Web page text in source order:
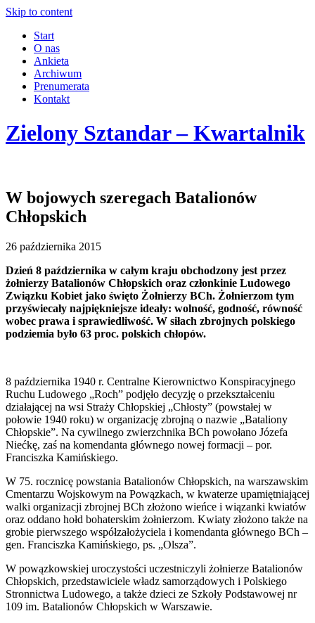
Skip to content
Start
O nas
Ankieta
Archiwum
Prenumerata
Kontakt
Zielony Sztandar – Kwartalnik
W bojowych szeregach Batalionów
Chłopskich
26 października 2015
Dzień 8 października w całym kraju obchodzony jest przez
żołnierzy Batalionów Chłopskich oraz członkinie Ludowego
Związku Kobiet jako święto Żołnierzy BCh. Żołnierzom tym
przyświecały najpiękniejsze ideały: wolność, godność, równość
wobec prawa i sprawiedliwość. W siłach zbrojnych polskiego
podziemia było 63 proc. polskich chłopów.
8 października 1940 r. Centralne Kierownictwo Konspiracyjnego
Ruchu Ludowego „Roch” podjęło decyzję o przekształceniu
działającej na wsi Straży Chłopskiej „Chłosty” (powstałej w
połowie 1940 roku) w organizację zbrojną o nazwie „Bataliony
Chłopskie”. Na cywilnego zwierzchnika BCh powołano Józefa
Niećkę, zaś na komendanta głównego nowej formacji – por.
Franciszka Kamińskiego.
W 75. rocznicę powstania Batalionów Chłopskich, na warszawskim
Cmentarzu Wojskowym na Powązkach, w kwaterze upamiętniającej
walki organizacji zbrojnej BCh złożono wieńce i wiązanki kwiatów
oraz oddano hołd bohaterskim żołnierzom. Kwiaty złożono także na
grobie pierwszego współzałożyciela i komendanta głównego BCh –
gen. Franciszka Kamińskiego, ps. „Olsza”.
W powązkowskiej uroczystości uczestniczyli żołnierze Batalionów
Chłopskich, przedstawiciele władz samorządowych i Polskiego
Stronnictwa Ludowego, a także dzieci ze Szkoły Podstawowej nr
109 im. Batalionów Chłopskich w Warszawie.